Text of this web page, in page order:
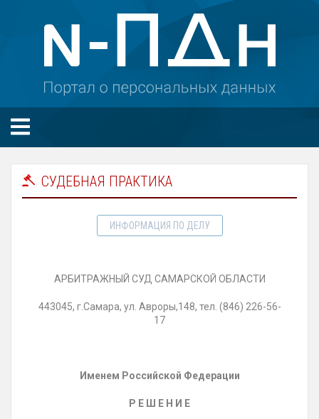
СУДЕБНАЯ ПРАКТИКА
ИНФОРМАЦИЯ ПО ДЕЛУ
АРБИТРАЖНЫЙ СУД САМАРСКОЙ ОБЛАСТИ
443045, г.Самара, ул. Авроры,148, тел. (846) 226-56-
17
Именем Российской Федерации
Р Е Ш Е Н И Е